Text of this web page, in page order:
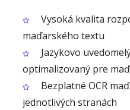
Vysoká kvalita
maďarského textu
Jazykovo
optimalizovaný pre
Bezplatné OCR
jednotlivých stranách